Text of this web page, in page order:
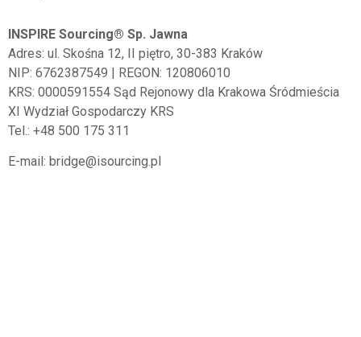
INSPIRE Sourcing® Sp. Jawna
Adres: ul. Skośna 12, II piętro, 30-383 Kraków
NIP: 6762387549 | REGON: 120806010
KRS: 0000591554 Sąd Rejonowy dla Krakowa Śródmieścia
XI Wydział Gospodarczy KRS
Tel.: +48 500 175 311
E-mail: bridge@isourcing.pl